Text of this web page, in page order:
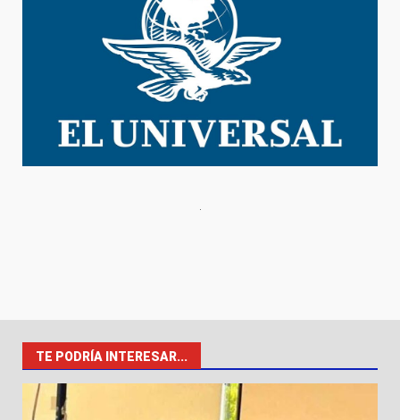
TE PODRÍA INTERESAR...